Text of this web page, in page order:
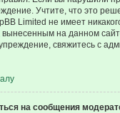
Учтите, что это
Limited не имеет
на данном
свяжитесь с
на сообщения